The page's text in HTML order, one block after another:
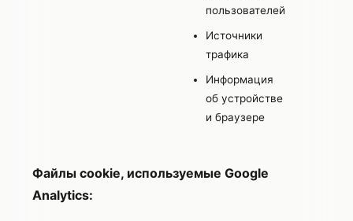
пользователей
Источники
трафика
Информация
об устройстве
и браузере
Файлы cookie, используемые Google
Analytics: